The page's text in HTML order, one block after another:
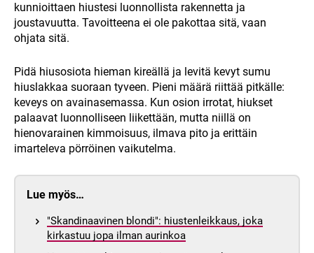
kunnioittaen hiustesi luonnollista rakennetta ja
joustavuutta. Tavoitteena ei ole pakottaa sitä, vaan
ohjata sitä.
Pidä hiusosiota hieman kireällä ja levitä kevyt sumu
hiuslakkaa suoraan tyveen. Pieni määrä riittää pitkälle:
keveys on avainasemassa. Kun osion irrotat, hiukset
palaavat luonnolliseen liikettään, mutta niillä on
hienovarainen kimmoisuus, ilmava pito ja erittäin
imarteleva pörröinen vaikutelma.
Lue myös…
"Skandinaavinen blondi": hiustenleikkaus, joka
kirkastuu jopa ilman aurinkoa